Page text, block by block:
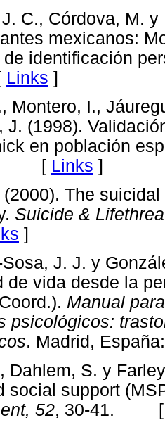
C., Córdova, M.
mexicanos:
de identificación
Links ]
Montero, I.,
J. (1998).
en población
[ Links ]
(2000). The
Suicide &
]
J. J. y
de vida desde la
Manual
psicológicos:
. Madrid,
Dahlem, S. y
social support
52, 30-41.